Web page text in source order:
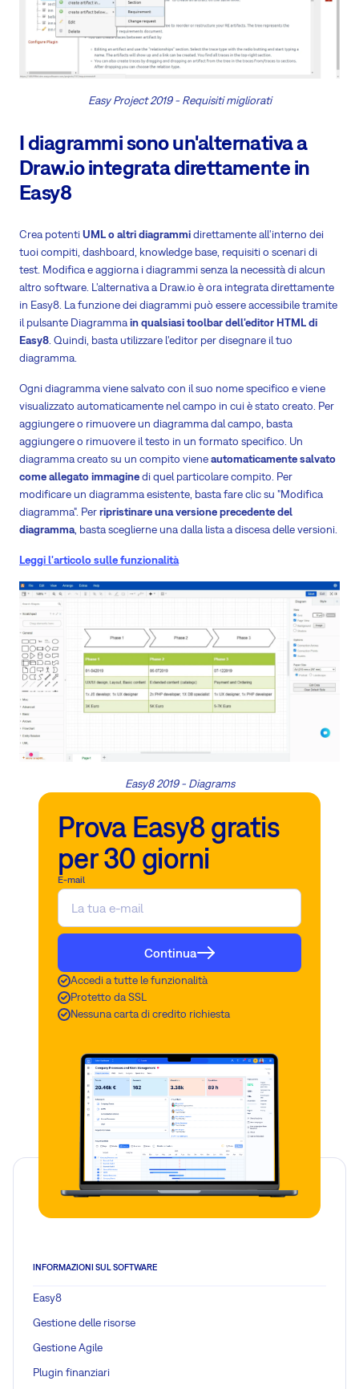
Easy Project 2019 - Requisiti migliorati
I diagrammi sono un'alternativa a
Draw.io integrata direttamente in
Easy8
Crea potentiUML o altri diagrammidirettamente all'interno dei
tuoi compiti, dashboard, knowledge base, requisiti o scenari di
test. Modifica e aggiorna i diagrammi senza la necessità di alcun
altro software. L'alternativa a Draw.io è ora integrata direttamente
in Easy8. La funzione dei diagrammi può essere accessibile tramite
il pulsante Diagrammain qualsiasi toolbar dell'editor HTML di
Easy8. Quindi, basta utilizzare l'editor per disegnare il tuo
diagramma.
Ogni diagramma viene salvato con il suo nome specifico e viene
visualizzato automaticamente nel campo in cui è stato creato. Per
aggiungere o rimuovere un diagramma dal campo, basta
aggiungere o rimuovere il testo in un formato specifico. Un
diagramma creato su un compito vieneautomaticamente salvato
come allegato immaginedi quel particolare compito. Per
modificare un diagramma esistente, basta fare clic su "Modifica
diagramma". Perripristinare una versione precedente del
diagramma, basta sceglierne una dalla lista a discesa delle versioni.
Leggi l'articolo sulle funzionalità
Easy8 2019 - Diagrams
Prova Easy8 gratis
per 30 giorni
E-mail
Continua
Accedi a tutte le funzionalità
Protetto da SSL
Nessuna carta di credito richiesta
INFORMAZIONI SUL SOFTWARE
Easy8
Gestione delle risorse
Gestione Agile
Plugin finanziari